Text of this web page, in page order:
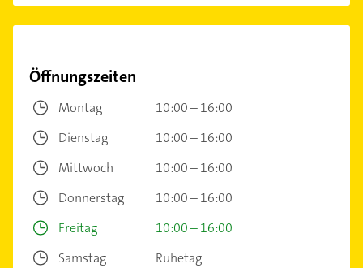
Öffnungszeiten
Montag
10:00 – 16:00
Dienstag
10:00 – 16:00
Mittwoch
10:00 – 16:00
Donnerstag
10:00 – 16:00
Freitag
10:00 – 16:00
Samstag
Ruhetag